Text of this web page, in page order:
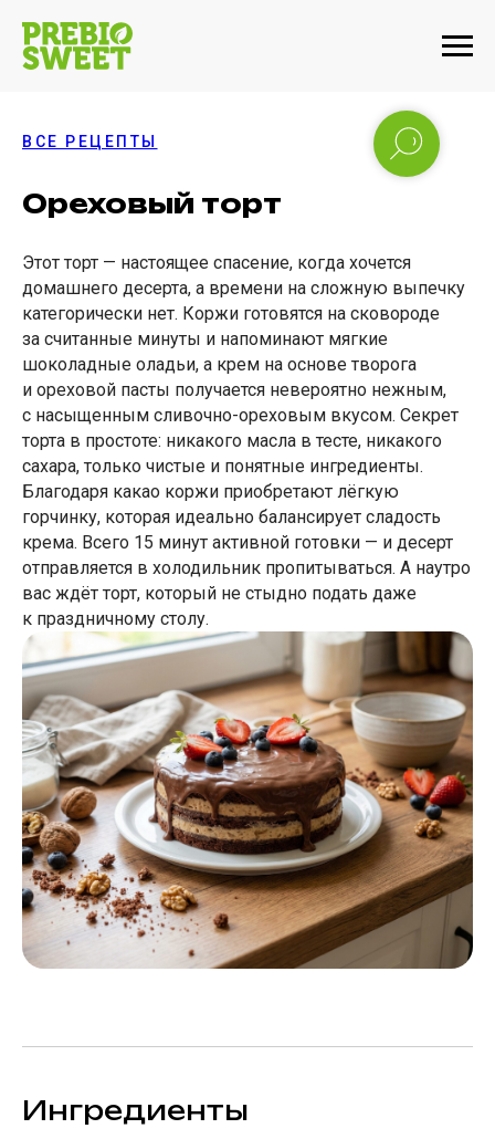
ВСЕ РЕЦЕПТЫ
Ореховый торт
Этот торт — настоящее спасение, когда хочется
домашнего десерта, а времени на сложную выпечку
категорически нет. Коржи готовятся на сковороде
за считанные минуты и напоминают мягкие
шоколадные оладьи, а крем на основе творога
и ореховой пасты получается невероятно нежным,
с насыщенным сливочно-ореховым вкусом. Секрет
торта в простоте: никакого масла в тесте, никакого
сахара, только чистые и понятные ингредиенты.
Благодаря какао коржи приобретают лёгкую
горчинку, которая идеально балансирует сладость
крема. Всего 15 минут активной готовки — и десерт
отправляется в холодильник пропитываться. А наутро
вас ждёт торт, который не стыдно подать даже
к праздничному столу.
Ингредиенты